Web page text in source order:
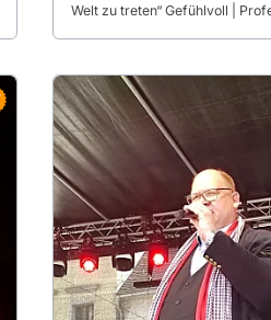
Welt zu treten“ Gefühlvoll |